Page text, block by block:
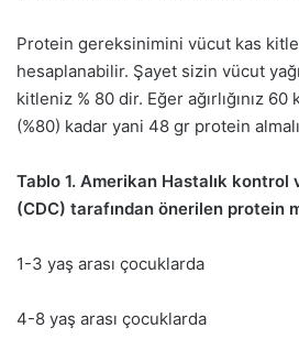
Protein gereksinimini vücut kas
hesaplanabilir. Şayet sizin vücut
kitleniz % 80 dir. Eğer ağırlığınız
(%80) kadar yani 48 gr protein
Tablo 1. Amerikan Hastalık kontrol
(CDC) tarafından önerilen protein
1-3 yaş arası çocuklarda
4-8 yaş arası çocuklarda